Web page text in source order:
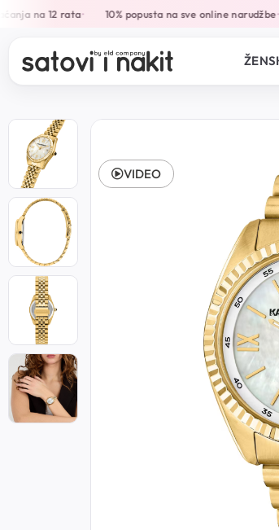
na 12 rata• 10% popusta na sve online narudžbe•
VIDEO